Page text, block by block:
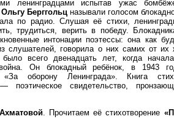
ленинградцами испытав ужас
Ольгу Берггольц называли голосом
по радио. Слушая её стихи,
трудиться, верить в победу.
интонации поэтессы: она как
слушателей, говорила о них самих от их
было всего двенадцать лет, когда
Он бло­кадный ребёнок, в 1943
оборону Ленинграда». Книга
поэтическое свидетельство,
. Прочитаем её стихотворение